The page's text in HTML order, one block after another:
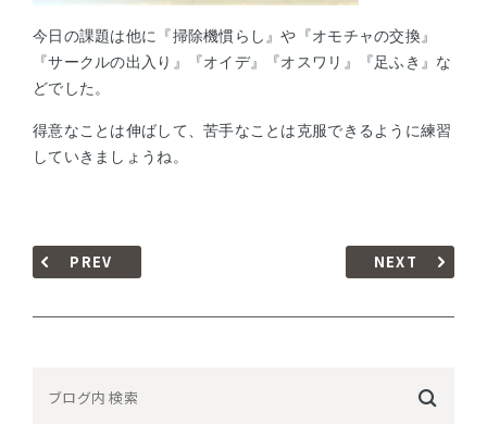
今日の課題は他に『掃除機慣らし』や『オモチャの交換』
『サークルの出入り』『オイデ』『オスワリ』『足ふき』な
どでした。
得意なことは伸ばして、苦手なことは克服できるように練習
していきましょうね。
PREV NEXT